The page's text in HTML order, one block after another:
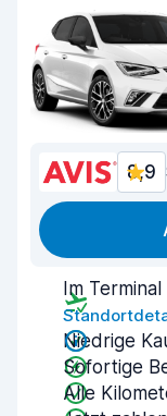
8,9
Im Terminal
Niedrige
Sofortige
Alle